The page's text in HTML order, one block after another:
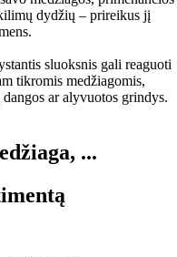
dydžių – prireikus jį
sluoksnis gali reaguoti
tikromis medžiagomis,
ar alyvuotos grindys.
...